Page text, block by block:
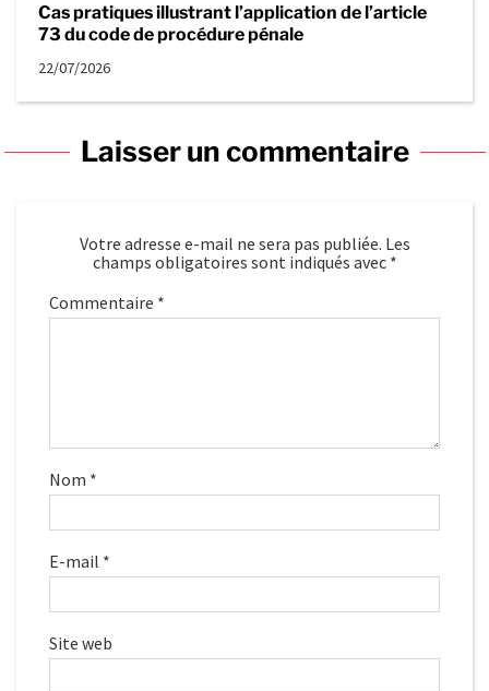
Cas pratiques illustrant l’application de l’article
73 du code de procédure pénale
22/07/2026
Laisser un commentaire
Votre adresse e-mail ne sera pas publiée. Les
champs obligatoires sont indiqués avec *
Commentaire *
Nom *
E-mail *
Site web